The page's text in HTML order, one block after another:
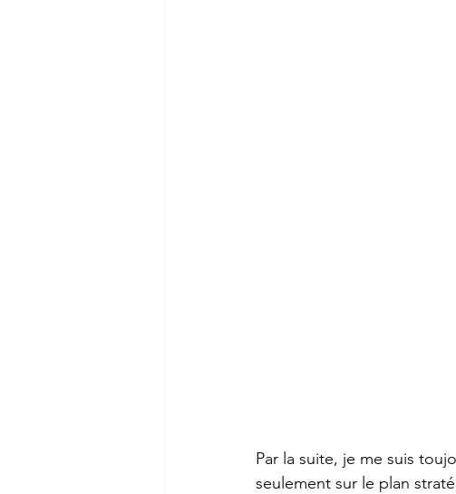
Par la suite, je me suis
seulement sur le plan